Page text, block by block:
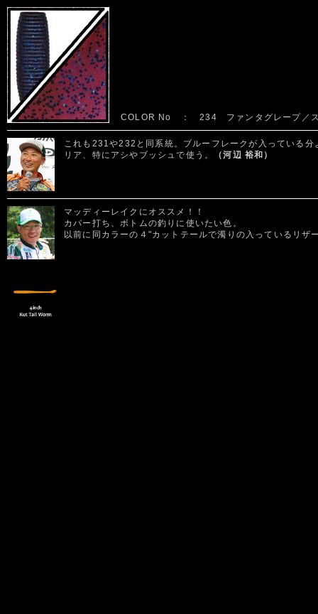
COLOR No ： 234 ファンタグレープ／ス
これも231や232と同系統。ブルーフレークが入っている
リア、特にアシやブッシュで使う。
（河辺 裕和）
マッディーレイクにオススメ！！
カバー打ち、ボトムの釣りに使いたい色。
以前に同カラーの４"カットテールで濁りの入っているリ